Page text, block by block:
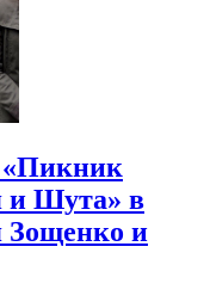
«Пикник
и Шута» в
Зощенко и